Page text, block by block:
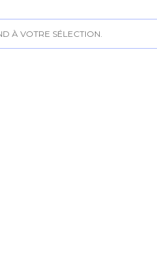
À VOTRE SÉLECTION.